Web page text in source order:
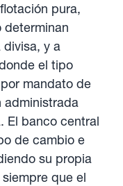
pura,
determinan
divisa, y a
el tipo
mandato de
administrada
El banco central
de cambio e
su propia
que el